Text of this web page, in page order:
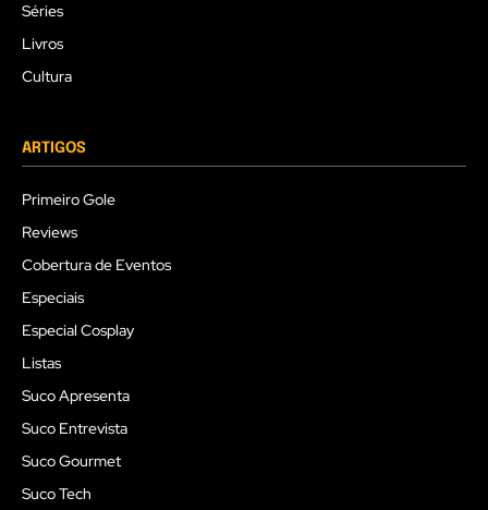
Séries
Livros
Cultura
ARTIGOS
Primeiro Gole
Reviews
Cobertura de Eventos
Especiais
Especial Cosplay
Listas
Suco Apresenta
Suco Entrevista
Suco Gourmet
Suco Tech